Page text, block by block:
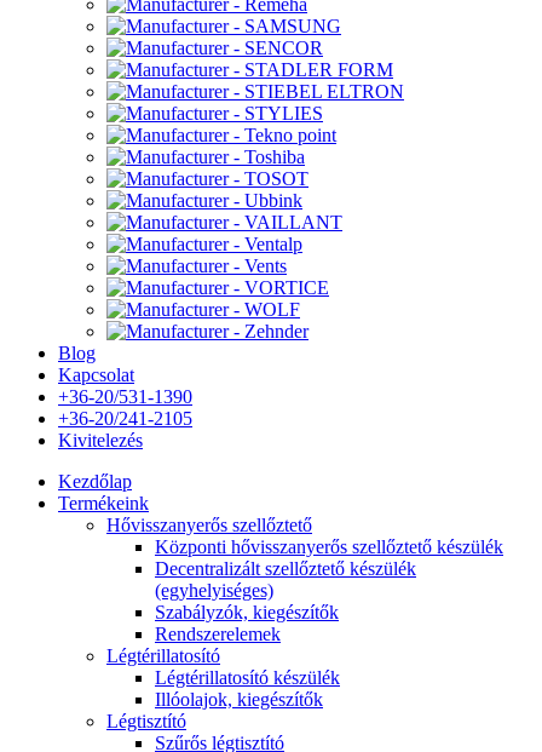
Blog
Kapcsolat
+36-20/531-1390
+36-20/241-2105
Kivitelezés
Kezdőlap
Termékeink
Hővisszanyerős szellőztető
Központi hővisszanyerős szellőztető készülék
Decentralizált szellőztető készülék
(egyhelyiséges)
Szabályzók, kiegészítők
Rendszerelemek
Légtérillatosító
Légtérillatosító készülék
Illóolajok, kiegészítők
Légtisztító
Szűrős légtisztító